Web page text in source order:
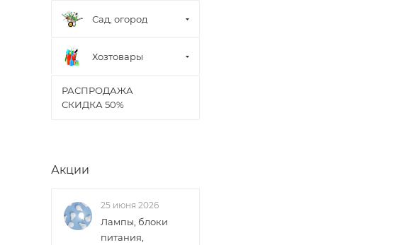
Сад, огород
Хозтовары
РАСПРОДАЖА
СКИДКА 50%
Акции
25 июня 2026
Лампы, блоки
питания,